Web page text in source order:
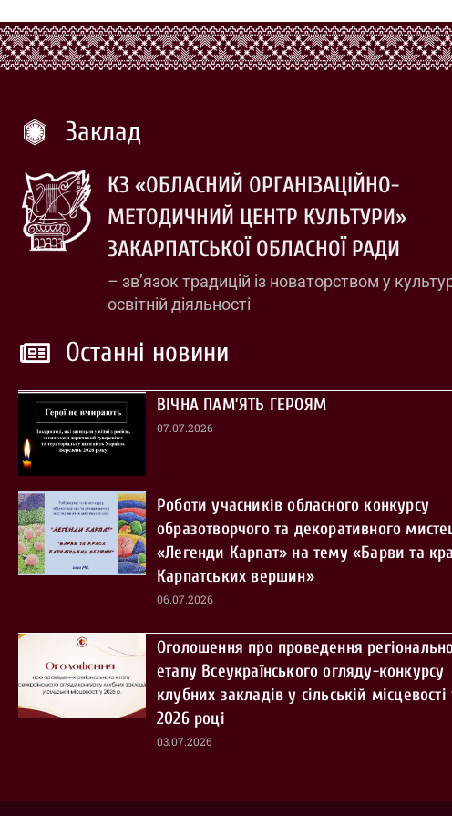
Заклад
КЗ «ОБЛАСНИЙ ОРГАНІЗАЦІЙНО-
МЕТОДИЧНИЙ ЦЕНТР КУЛЬТУРИ»
ЗАКАРПАТСЬКОЇ ОБЛАСНОЇ РАДИ
– зв’язок традицій із новаторством у
освітній діяльності
Останні новини
ВІЧНА ПАМ’ЯТЬ ГЕРОЯМ
07.07.2026
Роботи учасників обласного конкурсу
образотворчого та декоративного
«Легенди Карпат» на тему «Барви та
Карпатських вершин»
06.07.2026
Оголошення про проведення
етапу Всеукраїнського огляду-конкурсу
клубних закладів у сільській місцевості
2026 році
03.07.2026